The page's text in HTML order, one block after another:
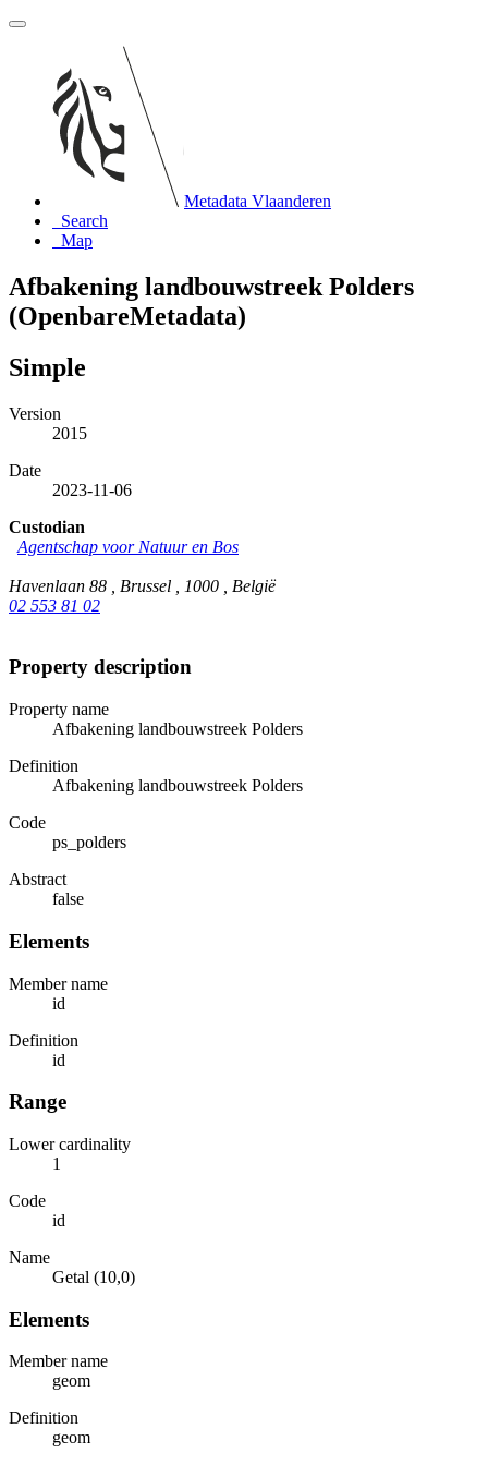
Metadata Vlaanderen
Search
Map
Afbakening landbouwstreek Polders
(OpenbareMetadata)
Simple
Version
2015
Date
2023-11-06
Custodian
Agentschap voor Natuur en Bos
Havenlaan 88 , Brussel , 1000 , België
02 553 81 02
Property description
Property name
Afbakening landbouwstreek Polders
Definition
Afbakening landbouwstreek Polders
Code
ps_polders
Abstract
false
Elements
Member name
id
Definition
id
Range
Lower cardinality
1
Code
id
Name
Getal (10,0)
Elements
Member name
geom
Definition
geom